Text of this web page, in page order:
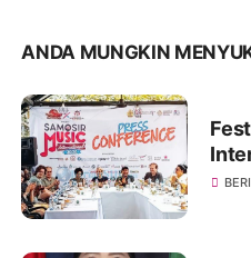
ANDA MUNGKIN